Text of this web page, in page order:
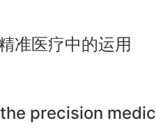
准医疗中的运用
precision